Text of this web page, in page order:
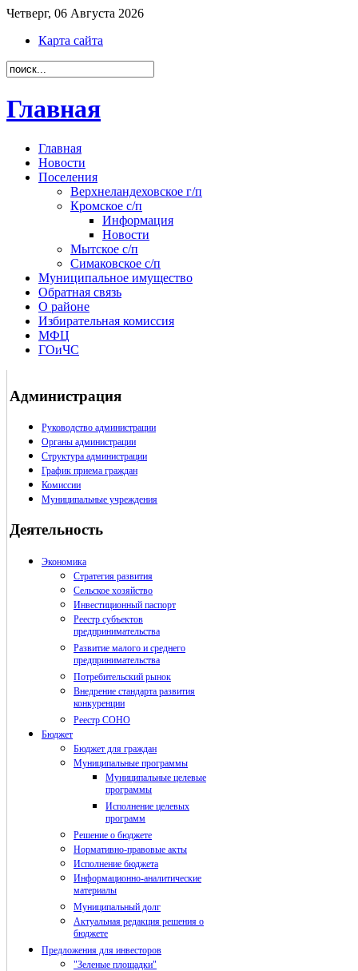
Четверг, 06 Августа 2026
Карта сайта
Главная
Главная
Новости
Поселения
Верхнеландеховское г/п
Кромское с/п
Информация
Новости
Мытское с/п
Симаковское с/п
Муниципальное имущество
Обратная связь
О районе
Избирательная комиссия
МФЦ
ГОиЧС
Администрация
Руководство администрации
Органы администрации
Структура администрации
График приема граждан
Комиссии
Муниципальные учреждения
Деятельность
Экономика
Стратегия развития
Сельское хозяйство
Инвестиционный паспорт
Реестр субъектов
предпринимательства
Развитие малого и среднего
предпринимательства
Потребительский рынок
Внедрение стандарта развития
конкуренции
Реестр СОНО
Бюджет
Бюджет для граждан
Муниципальные программы
Муниципальные целевые
программы
Исполнение целевых
программ
Решение о бюджете
Нормативно-правовые акты
Исполнение бюджета
Информационно-аналитические
материалы
Муниципальный долг
Актуальная редакция решения о
бюджете
Предложения для инвесторов
"Зеленые площадки"